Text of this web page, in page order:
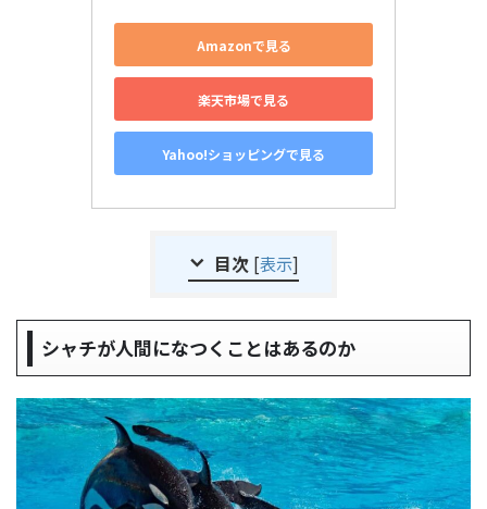
Amazonで見る
楽天市場で見る
Yahoo!ショッピングで見る
目次 [表示]
シャチが人間になつくことはあるのか